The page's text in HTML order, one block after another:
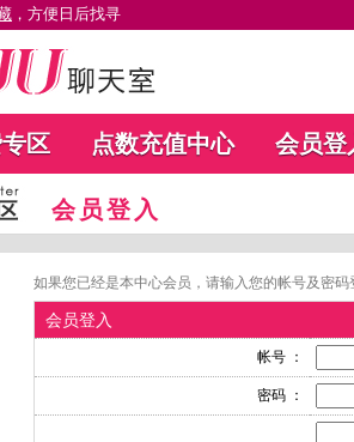
，方便日后找寻
区 点数充值中心 会员登
会员登入
如果您已经是本中心会员，请输入您的帐号及密
会员登入
帐号 ：
密码 ：